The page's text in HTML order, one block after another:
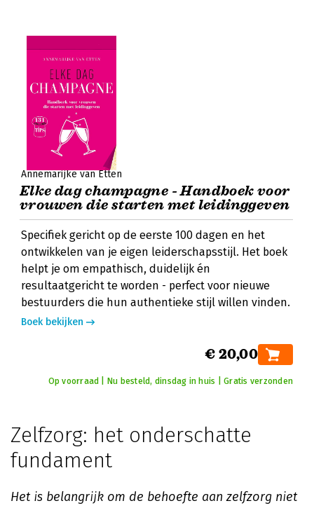
Annemarijke van Etten
Elke dag champagne - Handboek voor
vrouwen die starten met leidinggeven
Specifiek gericht op de eerste 100 dagen en het
ontwikkelen van je eigen leiderschapsstijl. Het boek
helpt je om empathisch, duidelijk én
resultaatgericht te worden - perfect voor nieuwe
bestuurders die hun authentieke stijl willen vinden.
Boek bekijken
€ 20,00
Op voorraad | Nu besteld, dinsdag in huis | Gratis verzonden
Zelfzorg: het onderschatte
fundament
Het is belangrijk om de behoefte aan zelfzorg niet